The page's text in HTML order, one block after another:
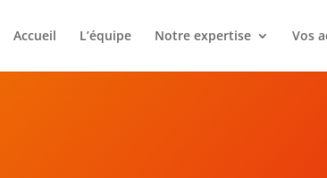
Accueil L’équipe Notre expertise Vos